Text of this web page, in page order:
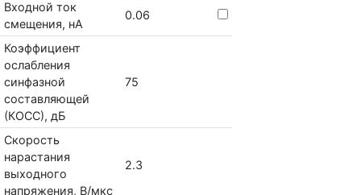
Входной ток
смещения, нА
0.06
Коэффициент
ослабления
синфазной
составляющей
(КОСС), дБ
75
Скорость
нарастания
выходного
напряжения, В/мкс
2.3